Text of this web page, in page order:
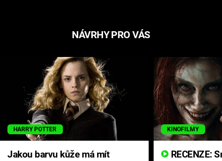
NÁVRHY PRO VÁS
HARRY POTTER
Jakou barvu kůže má mít
KINOFILMY